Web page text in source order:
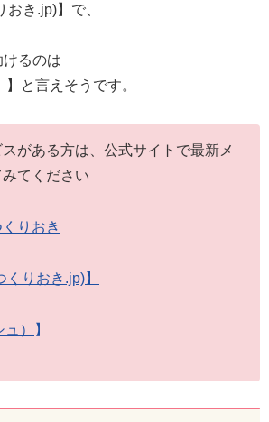
おき.jp)】で、
るのは
】と言えそうです。
がある方は、公式サイトで最新メ
てください
りおき
くりおき.jp)】
） 】